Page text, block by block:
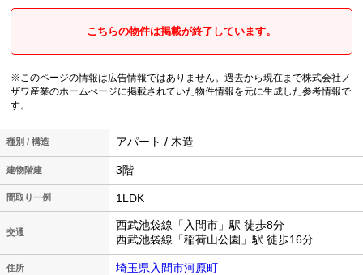
こちらの物件は掲載が終了しています。
※このページの情報は広告情報ではありません。過去から現在まで株式会社ノ
ザワ産業のホームぺージに掲載されていた物件情報を元に生成した参考情報で
す。
種別 / 構造 アパート / 木造
建物階建 3階
間取り一例 1LDK
交通
西武池袋線「入間市」駅 徒歩8分
西武池袋線「稲荷山公園」駅 徒歩16分
住所 埼玉県入間市河原町